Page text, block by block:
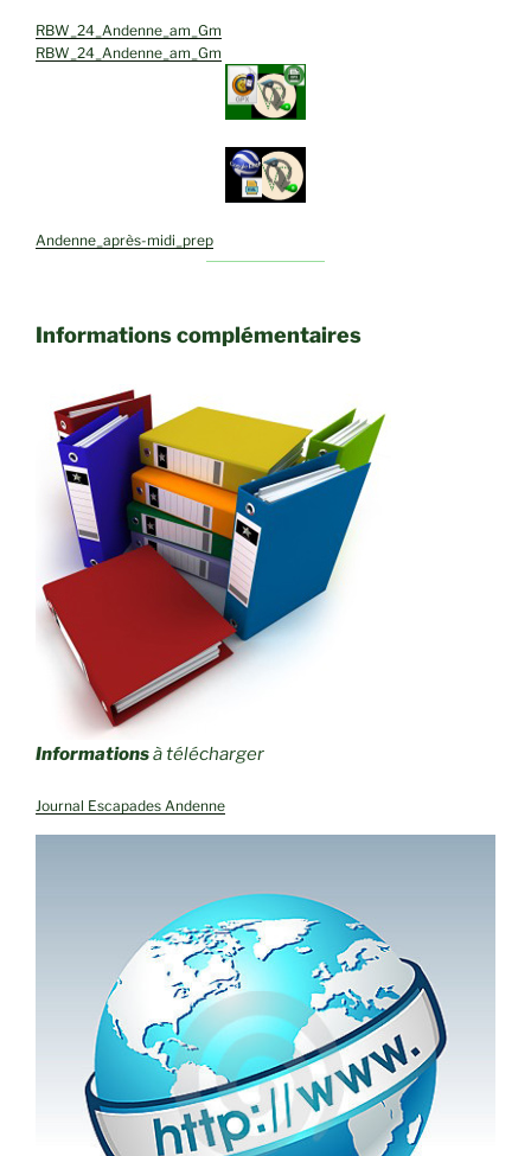
RBW_24_Andenne_am_Gm
RBW_24_Andenne_am_Gm
Andenne_après-midi_prep
Informations complémentaires
Informationsà télécharger
Journal Escapades Andenne